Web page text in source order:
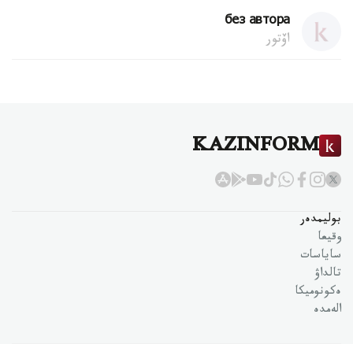
без автора
اۆتور
KAZINFORM
بوليمدەر
وقيعا
ساياسات
تالداۋ
ەكونوميكا
الەمدە